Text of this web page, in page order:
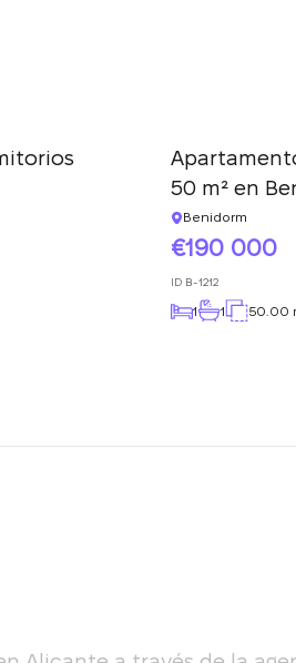
50 m² en
Benidorm
190 000
ID B-1212
1 1 50.00